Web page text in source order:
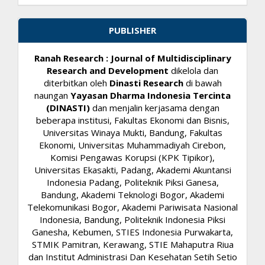
PUBLISHER
Ranah Research : Journal of Multidisciplinary
Research and Development dikelola dan
diterbitkan oleh Dinasti Research di bawah
naungan Yayasan Dharma Indonesia Tercinta
(DINASTI)dan menjalin kerjasama dengan
beberapa institusi, Fakultas Ekonomi dan Bisnis,
Universitas Winaya Mukti, Bandung, Fakultas
Ekonomi, Universitas Muhammadiyah Cirebon,
Komisi Pengawas Korupsi (KPK Tipikor),
Universitas Ekasakti, Padang, Akademi Akuntansi
Indonesia Padang, Politeknik Piksi Ganesa,
Bandung, Akademi Teknologi Bogor, Akademi
Telekomunikasi Bogor, Akademi Pariwisata Nasional
Indonesia, Bandung, Politeknik Indonesia Piksi
Ganesha, Kebumen, STIES Indonesia Purwakarta,
STMIK Pamitran, Kerawang, STIE Mahaputra Riua
dan Institut Administrasi Dan Kesehatan Setih Setio